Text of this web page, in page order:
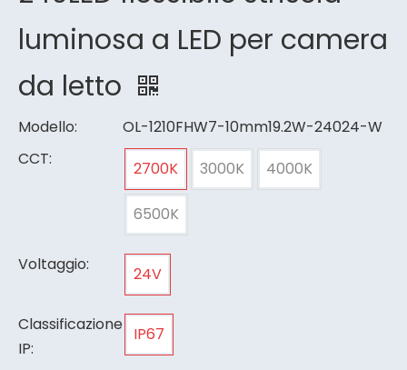
luminosa a LED per camera
da letto
Modello:
OL-1210FHW7-10mm19.2W-24024-W
CCT:
2700K 3000K 4000K
6500K
Voltaggio: 24V
Classificazione
IP:
IP67